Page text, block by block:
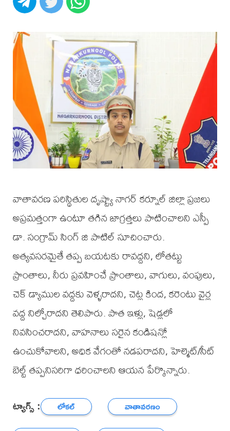
వాతావరణ పరిస్థితుల దృష్ట్యా నాగర్ కర్నూల్ జిల్లా ప్రజలు
అప్రమత్తంగా ఉంటూ తగిన జాగ్రత్తలు పాటించాలని ఎస్పీ
డా. సంగ్రామ్ సింగ్ జి పాటిల్ సూచించారు.
అత్యవసరమైతే తప్ప బయటకు రావద్దని, లోతట్టు
ప్రాంతాలు, నీరు ప్రవహించే ప్రాంతాలు, వాగులు, వంపులు,
చెక్ డ్యాముల వద్దకు వెళ్ళరాదని, చెట్ల కింద, కరెంటు వైర్ల
వద్ద నిల్చోరాదని తెలిపారు. పాత ఇళ్లు, షెడ్లలో
నివసించరాదని, వాహనాలు సరైన కండిషన్లో
ఉంచుకోవాలని, అధిక వేగంతో నడపరాదని, హెల్మెట్/సీట్
బెల్ట్ తప్పనిసరిగా ధరించాలని ఆయన పేర్కొన్నారు.
ట్యాగ్స్ : లోకల్
వాతావరణం